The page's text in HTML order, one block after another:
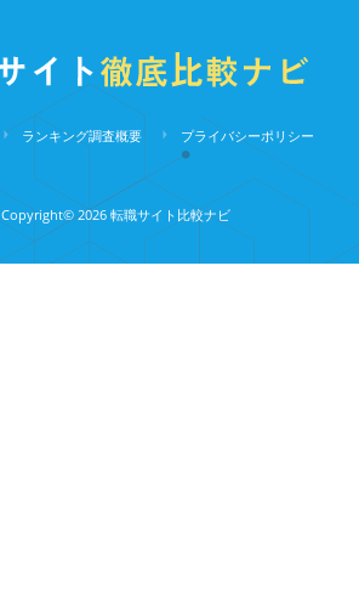
ランキング調査概要 プライバシーポリシー
Copyright©︎ 2026 転職サイト比較ナビ